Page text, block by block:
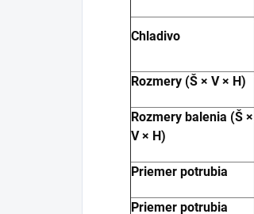
Chladivo
Rozmery (Š × V × H)
Rozmery balenia (Š ×
V × H)
Priemer potrubia
Priemer potrubia